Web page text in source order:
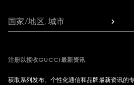
国家/地区, 城市
注册以接收GUCCI最新资讯
获取系列发布、个性化通信和品牌最新资讯的